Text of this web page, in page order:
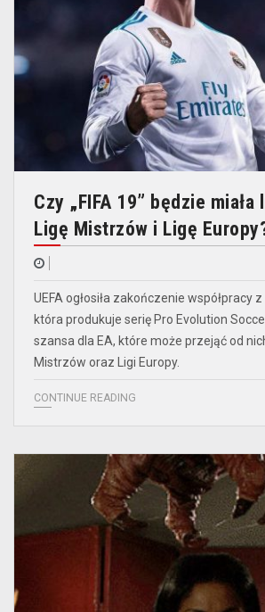
Czy „FIFA 19” będzie
Ligę Mistrzów i Ligę
UEFA ogłosiła zakończenie współpracy
która produkuje serię Pro Evolution
szansa dla EA, które może przejąć od
Mistrzów oraz Ligi Europy.
CONTINUE READING